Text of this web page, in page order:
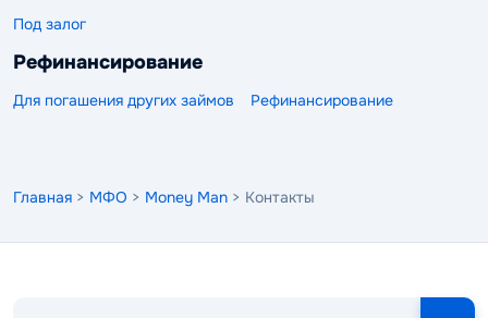
Под залог
Рефинансирование
Для погашения других займов Рефинансирование
Главная > МФО > Money Man > Контакты